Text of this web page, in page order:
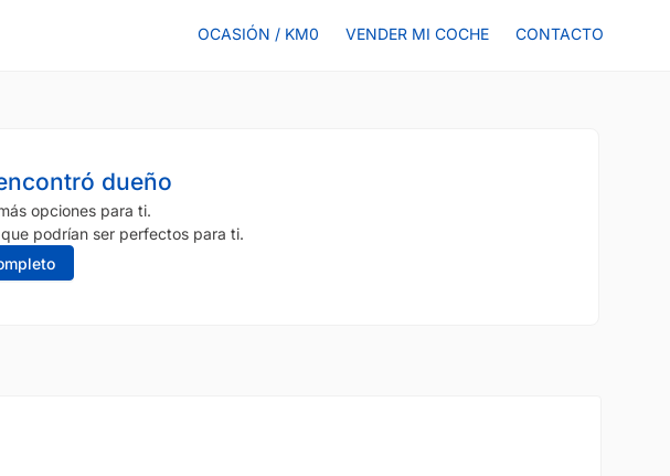
OCASIÓN / KM0 VENDER MI COCHE CONTACTO
dueño
opciones para ti.
podrían ser perfectos para ti.